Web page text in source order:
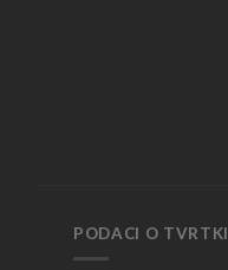
PODACI O TVRTKI